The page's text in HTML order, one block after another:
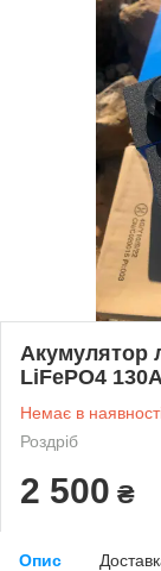
Акумулятор
LiFePO4
Немає в
Роздріб
2 500 ₴
Опис